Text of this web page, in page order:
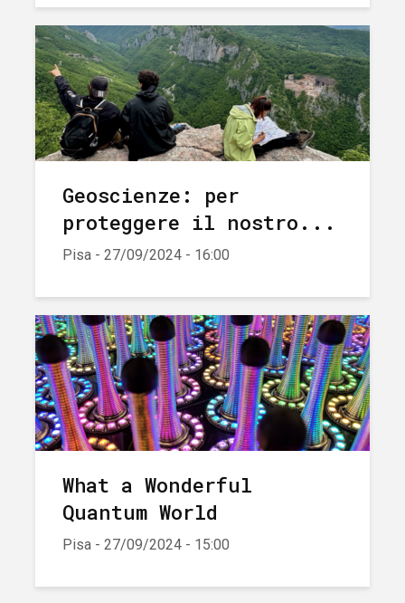
Geoscienze: per
proteggere il nostro...
Pisa - 27/09/2024 - 16:00
What a Wonderful
Quantum World
Pisa - 27/09/2024 - 15:00